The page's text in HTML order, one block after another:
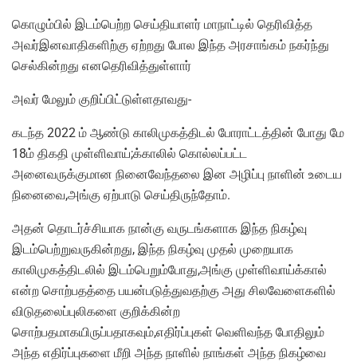
கொழும்பில் இடம்பெற்ற செய்தியாளர் மாநாட்டில் தெரிவித்த
அவர்இனவாதிகளிற்கு ஏற்றது போல இந்த அரசாங்கம் நகர்ந்து
செல்கின்றது எனதெரிவித்துள்ளார்
அவர் மேலும் குறிப்பிட்டுள்ளதாவது-
கடந்த 2022 ம் ஆண்டு காலிமுகத்திடல் போராட்டத்தின் போது மே
18ம் திகதி முள்ளிவாய்;க்காலில் கொல்லப்பட்ட
அனைவருக்குமான நினைவேந்தலை இன அழிப்பு நாளின் உடைய
நினைவை,அங்கு ஏற்பாடு செய்திருந்தோம்.
அதன் தொடர்ச்சியாக நான்கு வருடங்களாக இந்த நிகழ்வு
இடம்பெற்றுவருகின்றது, இந்த நிகழ்வு முதல் முறையாக
காலிமுகத்திடலில் இடம்பெறும்போது,அங்கு முள்ளிவாய்க்கால்
என்ற சொற்பதத்தை பயன்படுத்துவதற்கு அது சிலவேளைகளில்
விடுதலைப்புலிகளை குறிக்கின்ற
சொற்பதமாகயிருப்பதாகவும்,எதிர்ப்புகள் வெளிவந்த போதிலும்
அந்த எதிர்ப்புகளை மீறி அந்த நாளில் நாங்கள் அந்த நிகழ்வை